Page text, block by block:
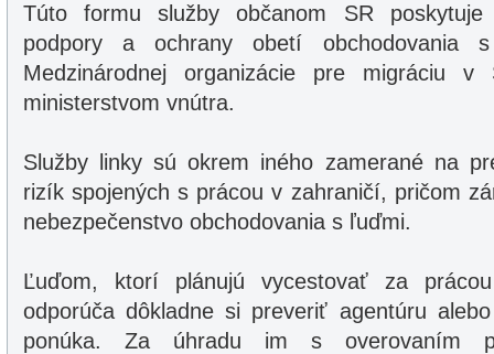
Túto formu služby občanom SR
podpory a ochrany obetí obchodovania
Medzinárodnej organizácie pre migráciu
ministerstvom vnútra.
Služby linky sú okrem iného zamerané na
rizík spojených s prácou v zahraničí, pričom
nebezpečenstvo obchodovania s ľuďmi.
Ľuďom, ktorí plánujú vycestovať za
odporúča dôkladne si preveriť agentúru
ponúka. Za úhradu im s overovaním